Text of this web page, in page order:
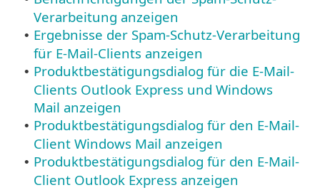
Verarbeitung anzeigen
• Ergebnisse der Spam-Schutz-Verarbeitung
für E-Mail-Clients anzeigen
• Produktbestätigungsdialog für die E-Mail-
Clients Outlook Express und Windows
Mail anzeigen
• Produktbestätigungsdialog für den E-Mail-
Client Windows Mail anzeigen
• Produktbestätigungsdialog für den E-Mail-
Client Outlook Express anzeigen